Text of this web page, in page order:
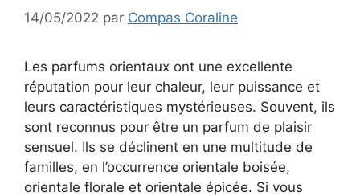
14/05/2022 par Compas Coraline
Les parfums orientaux ont une excellente
réputation pour leur chaleur, leur puissance et
leurs caractéristiques mystérieuses. Souvent, ils
sont reconnus pour être un parfum de plaisir
sensuel. Ils se déclinent en une multitude de
familles, en l’occurrence orientale boisée,
orientale florale et orientale épicée. Si vous